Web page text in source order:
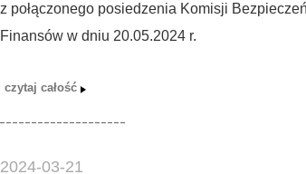
z połączonego posiedzenia Komisji
Finansów w dniu 20.05.2024 r.
2024-03-21